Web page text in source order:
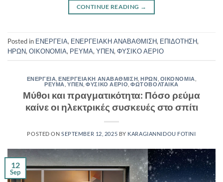
CONTINUE READING →
Posted in ΕΝΕΡΓΕΙΑ, ΕΝΕΡΓΕΙΑΚΗ ΑΝΑΒΑΘΜΙΣΗ, ΕΠΙΔΟΤΗΣΗ,
ΗΡΩΝ, ΟΙΚΟΝΟΜΙΑ, ΡΕΥΜΑ, ΥΠΕΝ, ΦΥΣΙΚΟ ΑΕΡΙΟ
ΕΝΕΡΓΕΙΑ ,ΕΝΕΡΓΕΙΑΚΗ ΑΝΑΒΑΘΜΙΣΗ ,ΗΡΩΝ ΟΙΚΟΝΟΜΙΑ
ΡΕΥΜΑ ΥΠΕΝ ,ΦΥΣΙΚΟ ΑΕΡΙΟ ,ΦΩΤΟΒΟΛΤΑΙΚΑ
Μύθοι και πραγματικότητα: Πόσο ρεύμα
καίνε οι ηλεκτρικές συσκευές στο σπίτι
POSTED ONSEPTEMBER 12, 2025 BY KARAGIANNIDOU FOTINI
12
Sep